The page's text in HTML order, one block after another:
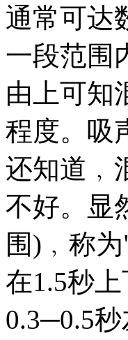
通常可达
一段范围
由上可知
程度。吸
还知道﹐
不好。显
围)﹐称
在1.5秒
0.3─0.5